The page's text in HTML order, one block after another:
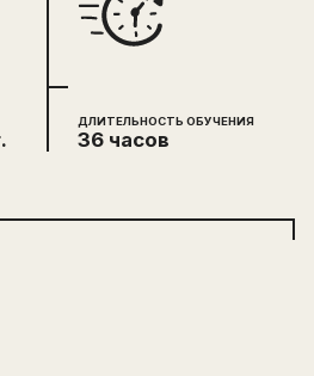
ДЛИТЕЛЬНОСТЬ ОБУЧЕНИЯ
36 часов